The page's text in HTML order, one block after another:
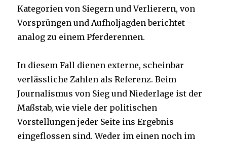
Kategorien von Siegern und Verlierern, von
Vorsprüngen und Aufholjagden berichtet –
analog zu einem Pferderennen.
In diesem Fall dienen externe, scheinbar
verlässliche Zahlen als Referenz. Beim
Journalismus von Sieg und Niederlage ist der
Maßstab, wie viele der politischen
Vorstellungen jeder Seite ins Ergebnis
eingeflossen sind. Weder im einen noch im